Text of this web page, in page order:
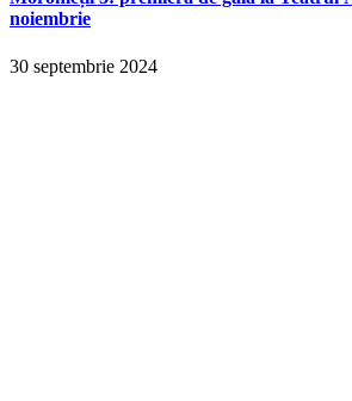
noiembrie
30 septembrie 2024